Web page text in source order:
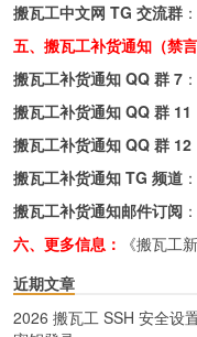
搬瓦工中文网 TG 交流群 ：
五、搬瓦工补货通知（禁
搬瓦工补货通知 QQ 群 7 ：
搬瓦工补货通知 QQ 群 11
搬瓦工补货通知 QQ 群 12
搬瓦工补货通知 TG 频道 ：
搬瓦工补货通知邮件订阅 ：
六、更多信息：
《搬瓦工
近期文章
2026 搬瓦工 SSH 安全设